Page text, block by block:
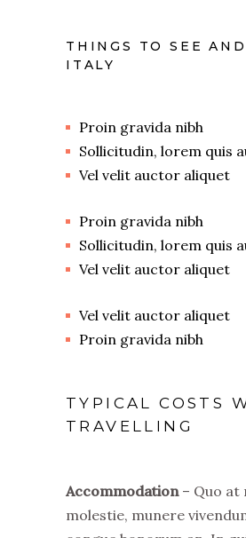
THINGS TO SEE
ITALY
Proin gravida nibh
Sollicitudin, lorem quis
Vel velit auctor aliquet
Proin gravida nibh
Sollicitudin, lorem quis
Vel velit auctor aliquet
Vel velit auctor aliquet
Proin gravida nibh
TYPICAL COSTS
TRAVELLING
Accommodation– Quo at
molestie, munere